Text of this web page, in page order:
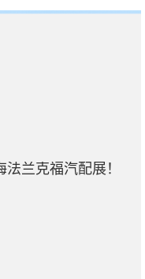
事项郑重声明如下
兰克福汽配展！